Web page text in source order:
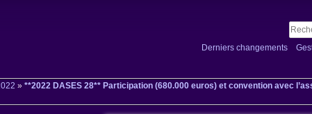
Derniers changements
»**2022 DASES 28** Participation (680.000 euros) et convention avec